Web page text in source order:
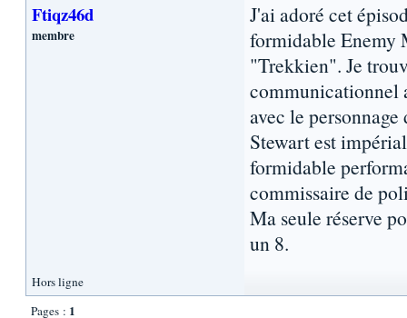
Ftiqz46d
membre
J'ai adoré cet
formidable Enemy
"Trekkien". Je
communicationnel
avec le
Stewart est
formidable
commissaire de
Ma seule réserve
un 8.
Hors ligne
Pages : 1